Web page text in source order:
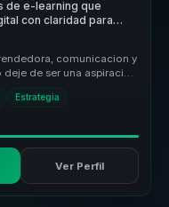
de e-learning que
con claridad para
comunicacion y
de ser una aspiracion
Estrategia
Ver Perfil